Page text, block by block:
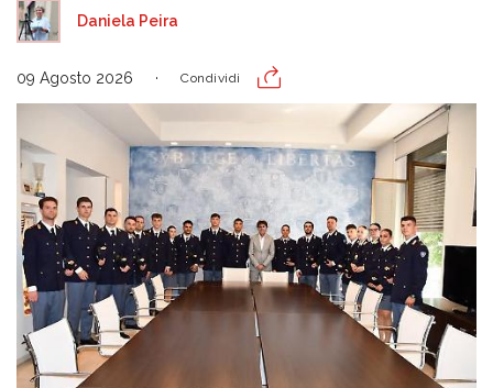
Daniela Peira
09 Agosto 2026 Condividi